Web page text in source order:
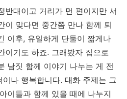
반대이고 거리가 먼 편이지만 서
이 맞다면 중간쯤 만나 함께 퇴
이후, 유일하게 단둘이 짧게나
이기도 하죠. 그래봤자 집으로
남짓 함께 이야기 나누는 게 전
나 행복합니다. 대화 주제는 그
이들과 함께 있을 때에 나누지